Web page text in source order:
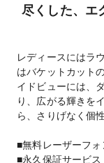
尽くした、エ
レディースにはラ
はバケットカット
イドビューには、
り、広がる輝きを
ら、さりげなく個
■無料レーザーフォ
■永久保証サービ